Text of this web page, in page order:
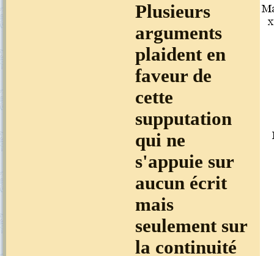
Plusieurs
arguments
plaident en
faveur de
cette
supputation
qui ne
s'appuie sur
aucun écrit
mais
seulement sur
la continuité